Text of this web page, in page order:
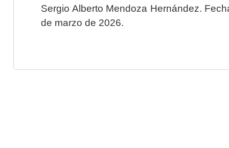
Sergio Alberto Mendoza Hernández.
de marzo de 2026.